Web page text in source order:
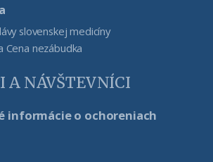
slovenskej medicíny
Cena nezábudka
A NÁVŠTEVNÍCI
informácie o ochoreniach